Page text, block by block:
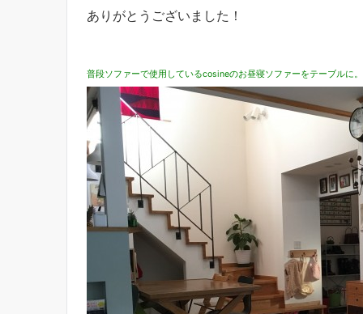
ありがとうございました！
普段ソファーで使用しているcosineのお昼寝ソファーをテーブルに